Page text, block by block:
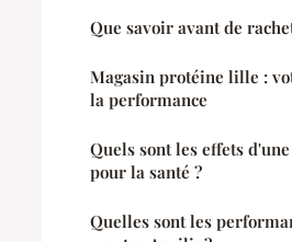
Que savoir avant de
Magasin protéine lille :
la performance
Quels sont les effets
pour la santé ?
Quelles sont les